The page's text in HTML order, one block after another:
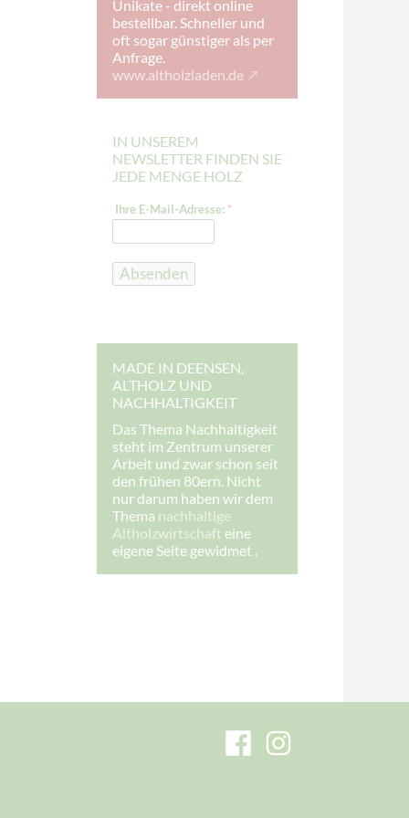
Unikate - direkt online
bestellbar. Schneller und
oft sogar günstiger als per
Anfrage.
www.altholzladen.de
IN UNSEREM
NEWSLETTER FINDEN SIE
JEDE MENGE HOLZ
-
a
-
s
e
:
E
M
a
i
l
-
A
d
r
e
s
A
Ihre E-Mail-Adresse: *
Absenden
MADE IN DEENSEN,
ALTHOLZ UND
NACHHALTIGKEIT
Das Thema Nachhaltigkeit
steht im Zentrum unserer
Arbeit und zwar schon seit
den frühen 80ern. Nicht
nur darum haben wir dem
Thema nachhaltige
Altholzwirtschaft eine
eigene Seite gewidmet .